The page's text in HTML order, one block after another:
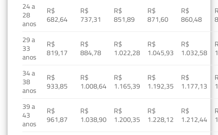
24 a
28
anos
R$
682,64
R$
737,31
R$
851,89
R$
871,60
R$
860,48
29 a
33
anos
R$
819,17
R$
884,78
R$
1.022,28
R$
1.045,93
R$
1.032,58
34 a
38
anos
R$
933,85
R$
1.008,64
R$
1.165,39
R$
1.192,35
R$
1.177,13
39 a
43
anos
R$
961,87
R$
1.038,90
R$
1.200,35
R$
1.228,12
R$
1.212,44